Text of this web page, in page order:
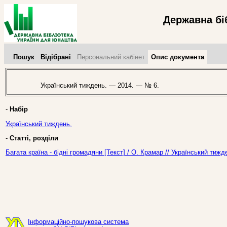
Державна
Пошук Відібрані Персональний кабінет Опис документа
Український тиждень. — 2014. — № 6.
- Набір
Український тиждень.
- Статті, розділи
Багата країна - бідні громадяни [Текст] / О. Крамар // Український
Інформаційно-пошукова система